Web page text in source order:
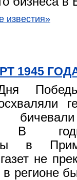
известия»
1945
Победы
В
в
не
регионе